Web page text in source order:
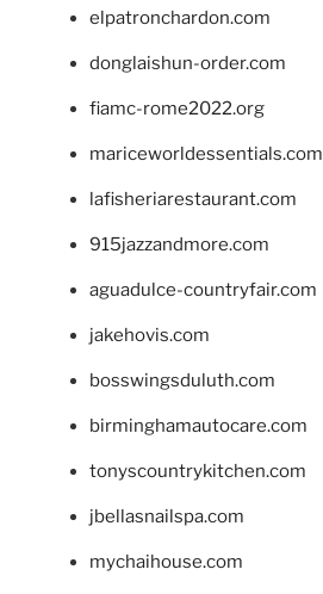
elpatronchardon.com
donglaishun-order.com
fiamc-rome2022.org
mariceworldessentials.com
lafisheriarestaurant.com
915jazzandmore.com
aguadulce-countryfair.com
jakehovis.com
bosswingsduluth.com
birminghamautocare.com
tonyscountrykitchen.com
jbellasnailspa.com
mychaihouse.com